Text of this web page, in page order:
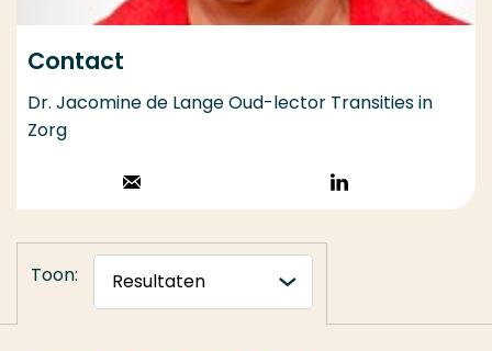
Contact
Dr. Jacomine de Lange Oud-lector Transities in
Zorg
Stuur een email
Volg op
LinkedIn
Toon: